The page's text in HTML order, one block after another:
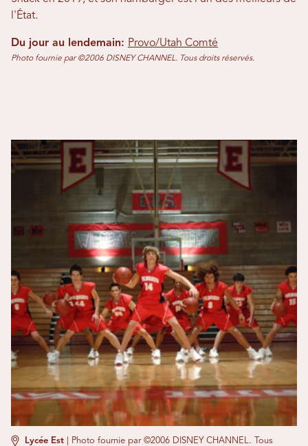
l'État.
Du jour au lendemain: Provo/Utah Comté
Photo fournie par ©2006 DISNEY CHANNEL. Tous droits réservés.
Lycée Est
Photo fournie par ©2006 DISNEY CHANNEL. Tous